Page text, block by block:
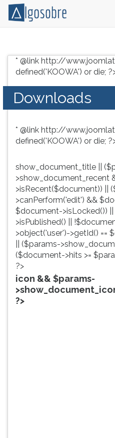
grátis
vestibular,
enem
concursos.
resumos
livros,
biografias,
profissões,
simulados
comentados.
Acessibilidade
leitor
TAB
depois
F
para
ouvir
conteúdo
principal
pular
essa
leitura
pressione
depois
pausar
* @link http://
defined('KOOWA') or die;
Downloads
* @link http://
defined('KOOWA') or die;
show_document_title ||
>show_document_recent
>isRecent($document)) ||
>canPerform('edit') &&
$document->isLocked())
>isPublished() ||
>object('user')->getId() ==
|| ($params-
($document->hits >=
?>
icon && $params-
?>